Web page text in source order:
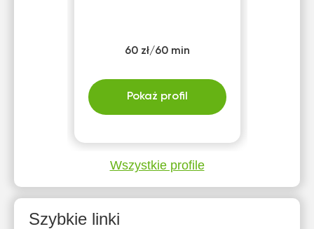
60 zł/60 min
Pokaż profil
Wszystkie profile
Szybkie linki